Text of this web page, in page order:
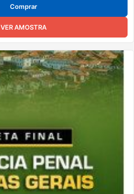
Comprar
VER AMOSTRA